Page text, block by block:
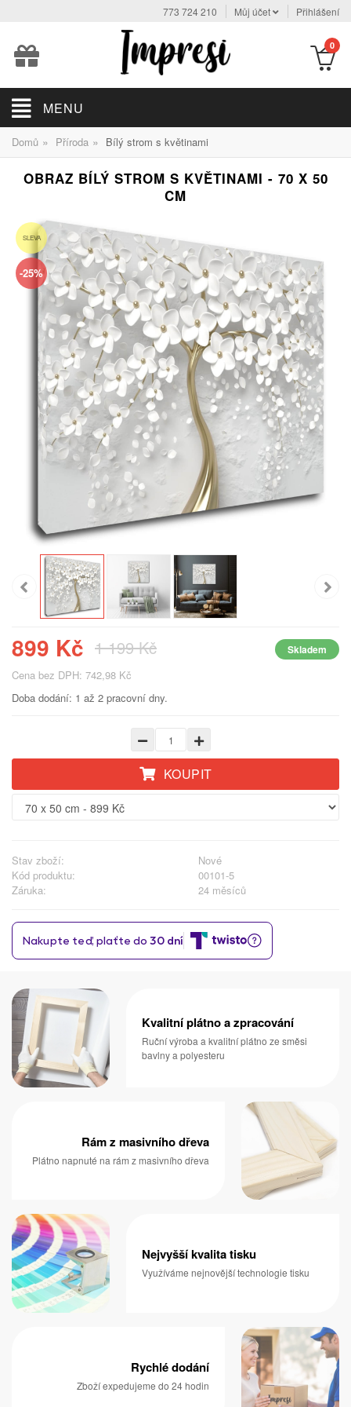
773 724 210 Můj účet Přihlášení
0
MENU
Domů » Příroda » Bílý strom s květinami
OBRAZ BÍLÝ STROM S KVĚTINAMI - 70 X 50
CM
SLEVA
-25%
899 Kč 1 199 Kč Skladem
Cena bez DPH: 742,98 Kč
Doba dodání: 1 až 2 pracovní dny.
KOUPIT
Stav zboží:
Nové
Kód produktu:
00101-5
Záruka:
24 měsíců
Kvalitní plátno a zpracování
Ruční výroba a kvalitní plátno ze směsi
bavlny a polyesteru
Rám z masivního dřeva
Plátno napnuté na rám z masivního dřeva
Nejvyšší kvalita tisku
Využíváme nejnovější technologie tisku
Rychlé dodání
Zboží expedujeme do 24 hodin